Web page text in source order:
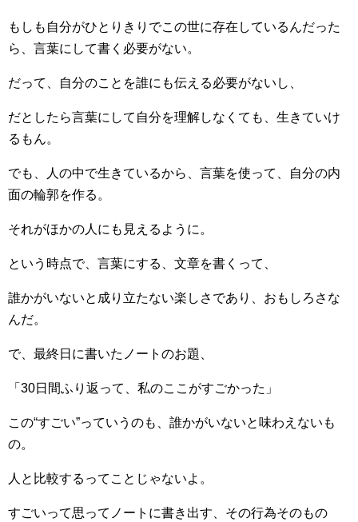
もしも自分がひとりきりでこの世に存在しているんだった
ら、言葉にして書く必要がない。
だって、自分のことを誰にも伝える必要がないし、
だとしたら言葉にして自分を理解しなくても、生きていけ
るもん。
でも、人の中で生きているから、言葉を使って、自分の内
面の輪郭を作る。
それがほかの人にも見えるように。
という時点で、言葉にする、文章を書くって、
誰かがいないと成り立たない楽しさであり、おもしろさな
んだ。
で、最終日に書いたノートのお題、
「30日間ふり返って、私のここがすごかった」
この“すごい”っていうのも、誰かがいないと味わえないも
の。
人と比較するってことじゃないよ。
すごいって思ってノートに書き出す、その行為そのもの